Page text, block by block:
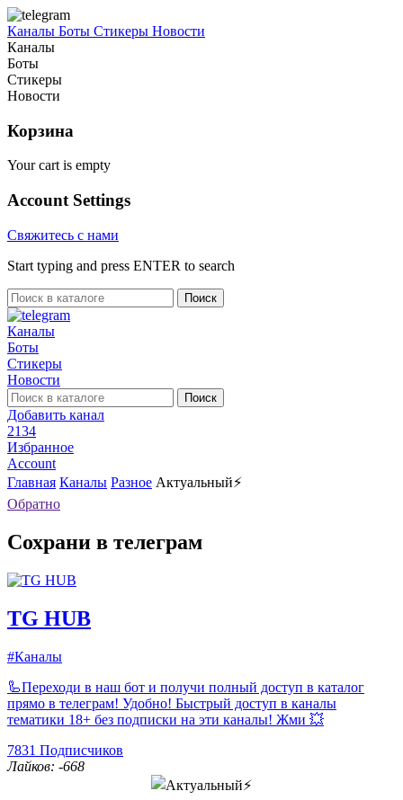
Каналы Боты Стикеры Новости
Каналы
Боты
Стикеры
Новости
Корзина
Your cart is empty
Account Settings
Свяжитесь с нами
Start typing and press ENTER to search
Поиск
Каналы
Боты
Стикеры
Новости
Поиск
Добавить канал
2134
Избранное
Account
Главная Каналы Разное Актуальный⚡️
Обратно
Сохрани в телеграм
TG HUB
#Каналы
🦾Переходи в наш бот и получи полный доступ в каталог
прямо в телеграм! Удобно! Быстрый доступ в каналы
тематики 18+ без подписки на эти каналы! Жми 💥
7831 Подписчиков
Лайков: -668